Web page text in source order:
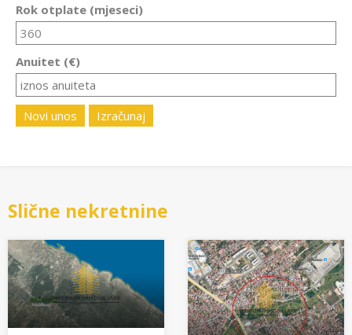
Rok otplate (mjeseci)
Anuitet (€)
Novi unos Izračunaj
Slične nekretnine